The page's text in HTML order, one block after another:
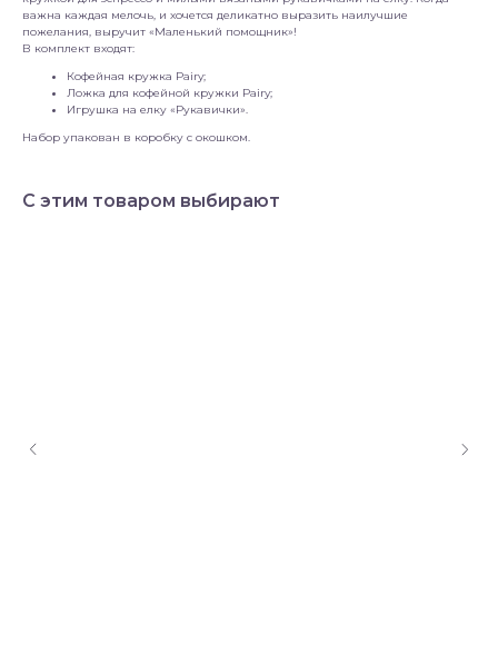
важна каждая мелочь, и хочется деликатно выразить наилучшие
пожелания, выручит «Маленький помощник»!
В комплект входят:
Кофейная кружка Pairy;
Ложка для кофейной кружки Pairy;
Игрушка на елку «Рукавички».
Набор упакован в коробку с окошком.
С этим товаром выбирают